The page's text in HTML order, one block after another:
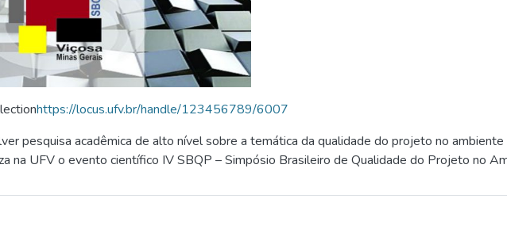
https://locus.ufv.br/handle/123456789/6007
pesquisa acadêmica de alto nível sobre a temática da qualidade do projeto no
na UFV o evento científico IV SBQP – Simpósio Brasileiro de Qualidade do Projeto no